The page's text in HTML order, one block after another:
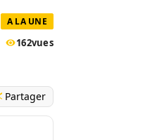
A LA UNE
162vues
Partager